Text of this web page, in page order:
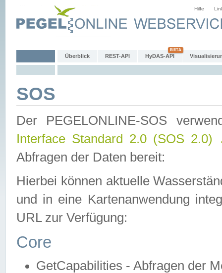
Hilfe
Überblick REST-API HyDAS-API
SOS
Der PEGELONLINE-SOS
Interface Standard 2.0 (SOS 2.0)
Abfragen der Daten bereit:
Hierbei können aktuelle
und in eine Kartenanwendung
URL zur Verfügung:
Core
GetCapabilities - Abfragen der